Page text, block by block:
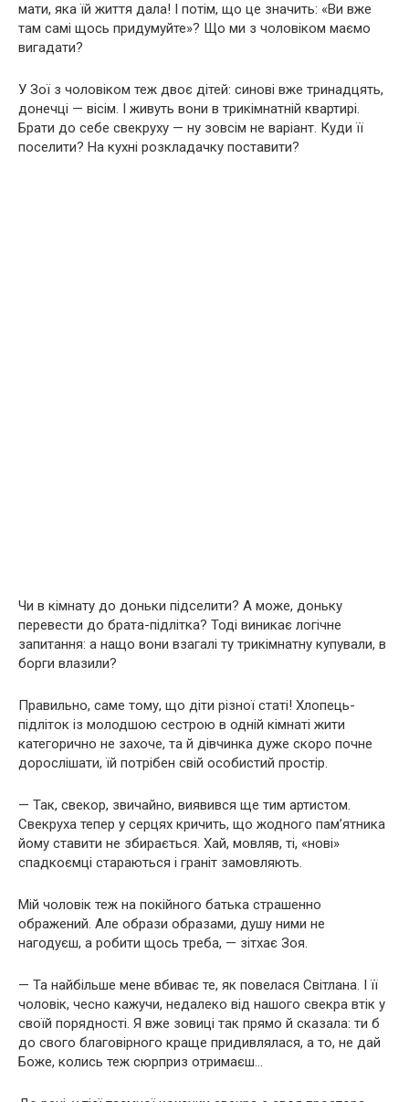
мати, яка їй життя дала! І потім, що це значить: «Ви вже
там самі щось придумуйте»? Що ми з чоловіком маємо
вигадати?
У Зої з чоловіком теж двоє дітей: синові вже тринадцять,
донечці — вісім. І живуть вони в трикімнатній квартирі.
Брати до себе свекруху — ну зовсім не варіант. Куди її
поселити? На кухні розкладачку поставити?
Чи в кімнату до доньки підселити? А може, доньку
перевести до брата-підлітка? Тоді виникає логічне
запитання: а нащо вони взагалі ту трикімнатну купували, в
борги влазили?
Правильно, саме тому, що діти різної статі! Хлопець-
підліток із молодшою сестрою в одній кімнаті жити
категорично не захоче, та й дівчинка дуже скоро почне
дорослішати, їй потрібен свій особистий простір.
— Так, свекор, звичайно, виявився ще тим артистом.
Свекруха тепер у серцях кричить, що жодного пам’ятника
йому ставити не збирається. Хай, мовляв, ті, «нові»
спадкоємці стараються і граніт замовляють.
Мій чоловік теж на покійного батька страшенно
ображений. Але образи образами, душу ними не
нагодуєш, а робити щось треба, — зітхає Зоя.
— Та найбільше мене вбиває те, як повелася Світлана. І її
чоловік, чесно кажучи, недалеко від нашого свекра втік у
своїй порядності. Я вже зовиці так прямо й сказала: ти б
до свого благовірного краще придивлялася, а то, не дай
Боже, колись теж сюрприз отримаєш…